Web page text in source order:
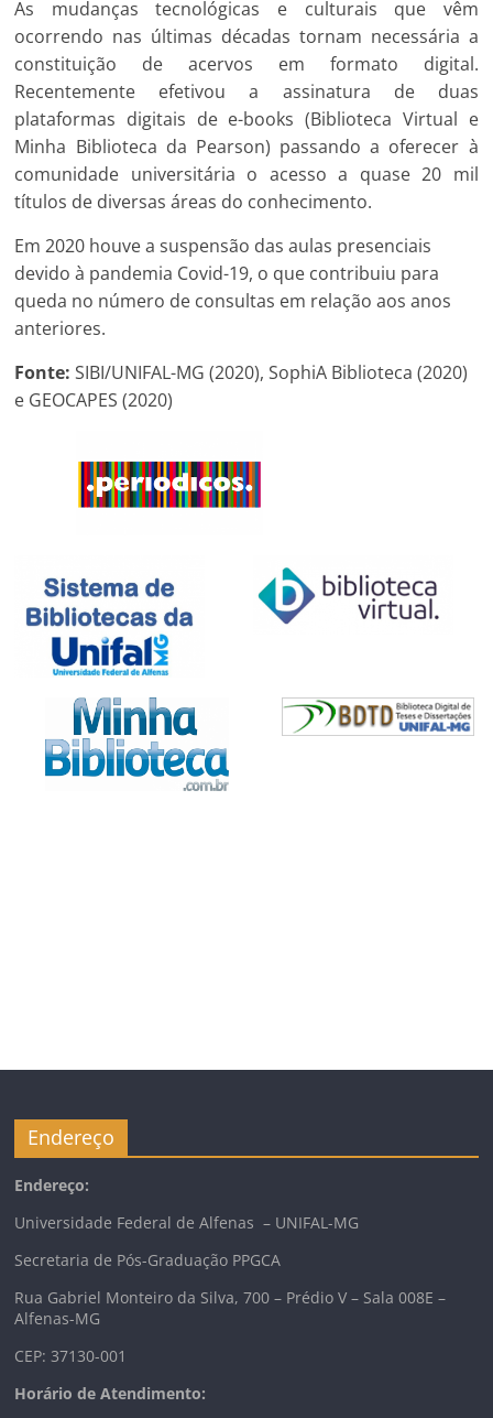
As mudanças tecnológicas e culturais que vêm
ocorrendo nas últimas décadas tornam necessária a
constituição de acervos em formato digital.
Recentemente efetivou a assinatura de duas
plataformas digitais de e-books (Biblioteca Virtual e
Minha Biblioteca da Pearson) passando a oferecer à
comunidade universitária o acesso a quase 20 mil
títulos de diversas áreas do conhecimento.
Em 2020 houve a suspensão das aulas presenciais
devido à pandemia Covid-19, o que contribuiu para
queda no número de consultas em relação aos anos
anteriores.
Fonte: SIBI/UNIFAL-MG (2020), SophiA Biblioteca (2020)
e GEOCAPES (2020)
Endereço
Endereço:
Universidade Federal de Alfenas – UNIFAL-MG
Secretaria de Pós-Graduação PPGCA
Rua Gabriel Monteiro da Silva, 700 – Prédio V – Sala 008E –
Alfenas-MG
CEP: 37130-001
Horário de Atendimento: